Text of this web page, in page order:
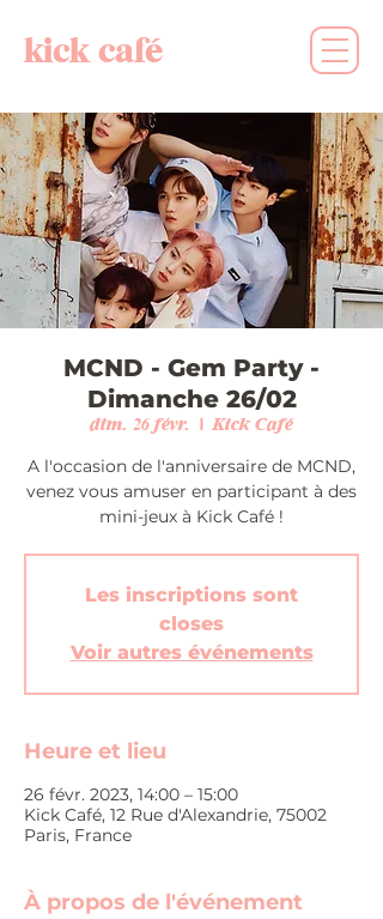
kick café
MCND - Gem Party -
Dimanche 26/02
dim. 26 févr.
  |
Kick Café
A l'occasion de l'anniversaire de MCND,
venez vous amuser en participant à des
mini-jeux à Kick Café !
Les inscriptions sont
closes
Voir autres événements
Heure et lieu
26 févr. 2023, 14:00 – 15:00
Kick Café, 12 Rue d'Alexandrie, 75002
Paris, France
À propos de l'événement